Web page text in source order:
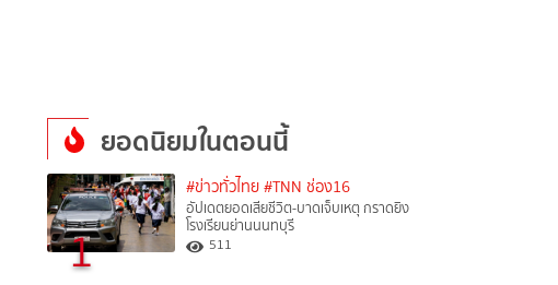
ยอดนิยมในตอนนี้
1
#ข่าวทั่วไทย #TNN ช่อง16
อัปเดตยอดเสียชีวิต-บาดเจ็บเหตุ กราดยิง
โรงเรียนย่านนนทบุรี
511